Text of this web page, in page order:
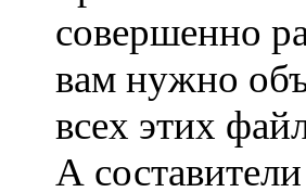
совершенно
вам нужно
всех этих
А